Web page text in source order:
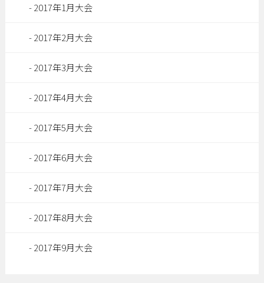
2017年1月大会
2017年2月大会
2017年3月大会
2017年4月大会
2017年5月大会
2017年6月大会
2017年7月大会
2017年8月大会
2017年9月大会